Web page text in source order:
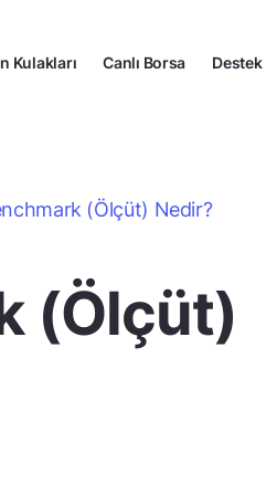
Kulakları Canlı Borsa Destek
(Ölçüt) Nedir?
(Ölçüt)